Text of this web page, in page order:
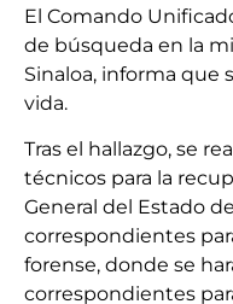
El Comando
de búsqueda en la
Sinaloa, informa que
vida.
Tras el hallazgo, se
técnicos para la
General del Estado
correspondientes
forense, donde se
correspondientes